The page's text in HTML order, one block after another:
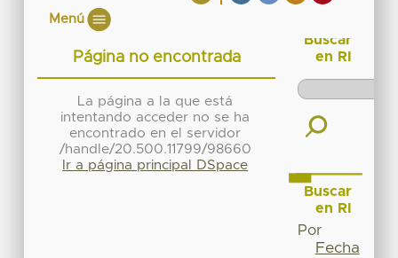
Menú
Página no encontrada
La página a la que está
intentando acceder no se ha
encontrado en el servidor
/handle/20.500.11799/98660
Ir a página principal DSpace
Buscar
en RI
Buscar
en RI
Por
Fecha